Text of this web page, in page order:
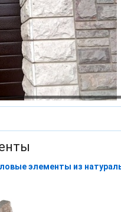
элементы из